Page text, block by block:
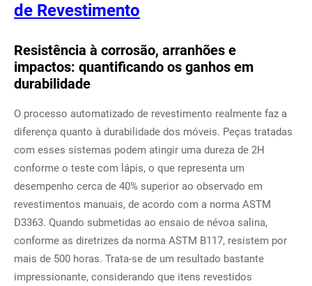
de Revestimento
Resistência à corrosão, arranhões e
impactos: quantificando os ganhos em
durabilidade
O processo automatizado de revestimento realmente faz a
diferença quanto à durabilidade dos móveis. Peças tratadas
com esses sistemas podem atingir uma dureza de 2H
conforme o teste com lápis, o que representa um
desempenho cerca de 40% superior ao observado em
revestimentos manuais, de acordo com a norma ASTM
D3363. Quando submetidas ao ensaio de névoa salina,
conforme as diretrizes da norma ASTM B117, resistem por
mais de 500 horas. Trata-se de um resultado bastante
impressionante, considerando que itens revestidos